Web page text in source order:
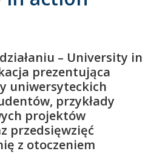
– University in
prezentująca
uniwersyteckich
przykłady
projektów
przedsięwzięć
z otoczeniem